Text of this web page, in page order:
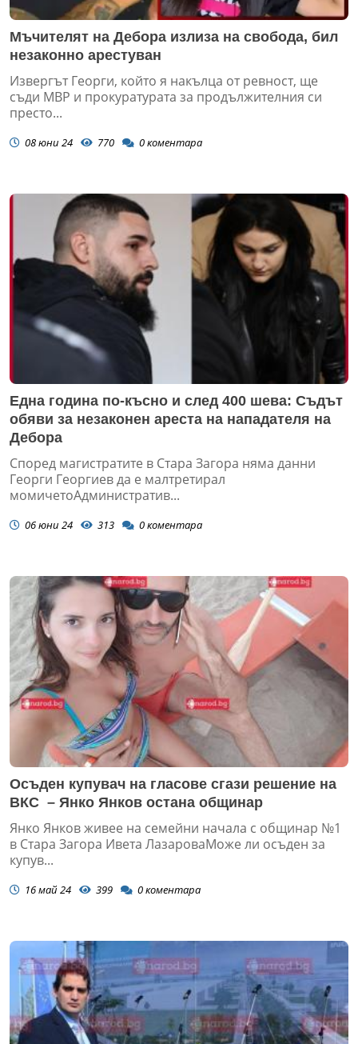
Мъчителят на Дебора излиза на свобода, бил
незаконно арестуван
Извергът Георги, който я накълца от ревност, ще
съди МВР и прокуратурата за продължителния си
престо...
08 юни 24 770 0коментара
Една година по-късно и след 400 шева: Съдът
обяви за незаконен ареста на нападателя на
Дебора
Според магистратите в Стара Загора няма данни
Георги Георгиев да е малтретирал
момичетоАдминистратив...
06 юни 24 313 0коментара
Осъден купувач на гласове сгази решение на
ВКС – Янко Янков остана общинар
Янко Янков живее на семейни начала с общинар №1
в Стара Загора Ивета ЛазароваМоже ли осъден за
купув...
16 май 24 399 0коментара